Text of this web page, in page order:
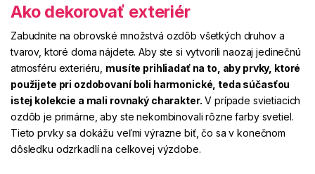
Ako dekorovať exteriér
Zabudnite na obrovské množstvá ozdôb všetkých druhov a
tvarov, ktoré doma nájdete. Aby ste si vytvorili naozaj jedinečnú
atmosféru exteriéru, musíte prihliadať na to, aby prvky, ktoré
použijete pri ozdobovaní boli harmonické, teda súčasťou
istej kolekcie a mali rovnaký charakter. V prípade svietiacich
ozdôb je primárne, aby ste nekombinovali rôzne farby svetiel.
Tieto prvky sa dokážu veľmi výrazne biť, čo sa v konečnom
dôsledku odzrkadlí na celkovej výzdobe.